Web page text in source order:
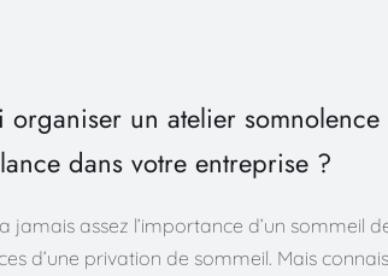
organiser un atelier somnolence
dans votre entreprise ?
jamais assez l’importance d’un sommeil
d’une privation de sommeil. Mais